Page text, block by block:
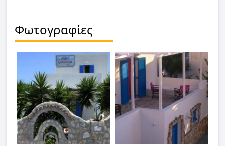
Φωτογραφίες